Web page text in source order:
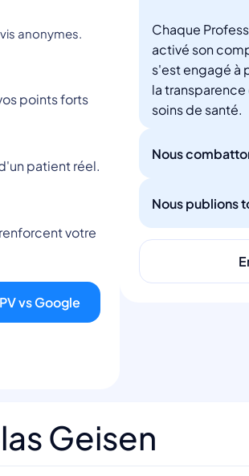
anonymes.
points forts
patient réel.
votre
vs Google
Chaque
activé son
s'est engagé à
la
soins de santé.
Nous
Nous publions
Geisen